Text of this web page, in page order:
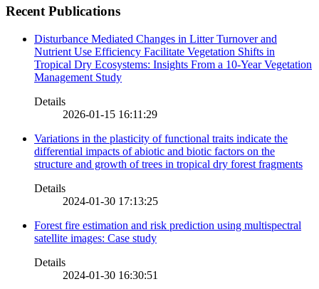
Recent Publications
Disturbance Mediated Changes in Litter Turnover and
Nutrient Use Efficiency Facilitate Vegetation Shifts in
Tropical Dry Ecosystems: Insights From a 10-Year Vegetation
Management Study
Details
2026-01-15 16:11:29
Variations in the plasticity of functional traits indicate the
differential impacts of abiotic and biotic factors on the
structure and growth of trees in tropical dry forest fragments
Details
2024-01-30 17:13:25
Forest fire estimation and risk prediction using multispectral
satellite images: Case study
Details
2024-01-30 16:30:51